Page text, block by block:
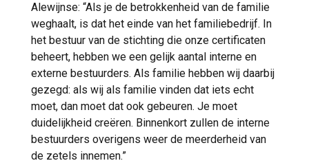
Alewijnse: “Als je de betrokkenheid van de familie
weghaalt, is dat het einde van het familiebedrijf. In
het bestuur van de stichting die onze certificaten
beheert, hebben we een gelijk aantal interne en
externe bestuurders. Als familie hebben wij daarbij
gezegd: als wij als familie vinden dat iets echt
moet, dan moet dat ook gebeuren. Je moet
duidelijkheid creëren. Binnenkort zullen de interne
bestuurders overigens weer de meerderheid van
de zetels innemen.”